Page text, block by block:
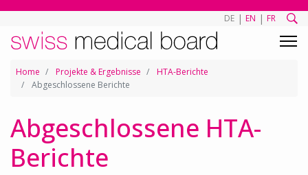
DE | EN | FR
Home Projekte & Ergebnisse
HTA-Berichte
Abgeschlossene Berichte
Abgeschlossene HTA-
Berichte